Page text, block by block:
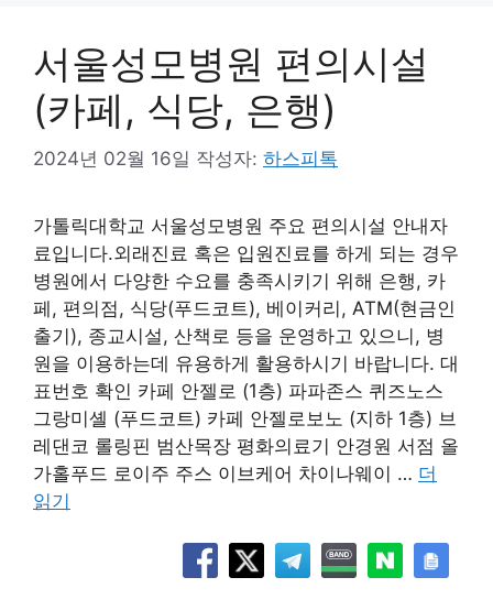
서울성모병원 편의시설
(카페, 식당, 은행)
2024년 02월 16일 작성자: 하스피톡
가톨릭대학교 서울성모병원 주요 편의시설 안내자
료입니다.외래진료 혹은 입원진료를 하게 되는 경우
병원에서 다양한 수요를 충족시키기 위해 은행, 카
페, 편의점, 식당(푸드코트), 베이커리, ATM(현금인
출기), 종교시설, 산책로 등을 운영하고 있으니, 병
원을 이용하는데 유용하게 활용하시기 바랍니다. 대
표번호 확인 카페 안젤로 (1층) 파파존스 퀴즈노스
그랑미셸 (푸드코트) 카페 안젤로보노 (지하 1층) 브
레댄코 롤링핀 범산목장 평화의료기 안경원 서점 올
가홀푸드 로이주 주스 이브케어 차이나웨이 … 더
읽기